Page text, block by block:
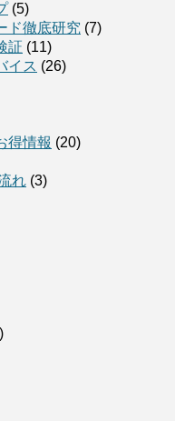
(5)
ド徹底研究 (7)
証 (11)
イス (26)
得情報 (20)
れ (3)